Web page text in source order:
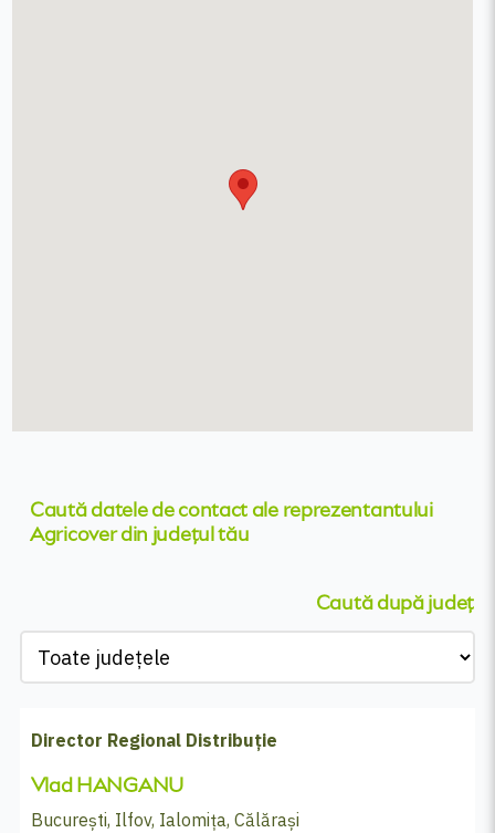
Caută datele de contact ale reprezentantului
Agricover din județul tău
Caută după județ
Director Regional Distribuție
Vlad HANGANU
București, Ilfov, Ialomița, Călărași